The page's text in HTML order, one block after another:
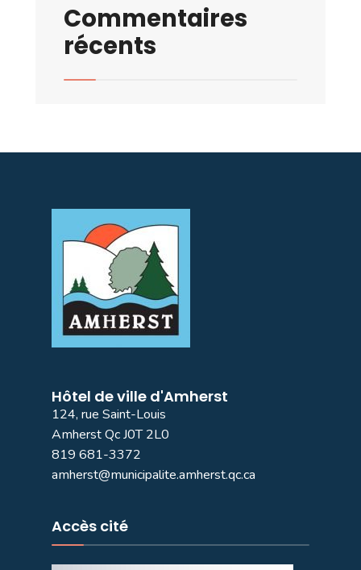
Commentaires
récents
Hôtel de ville d'Amherst
124, rue Saint-Louis
Amherst Qc J0T 2L0
819 681-3372
amherst@municipalite.amherst.qc.ca
Accès cité